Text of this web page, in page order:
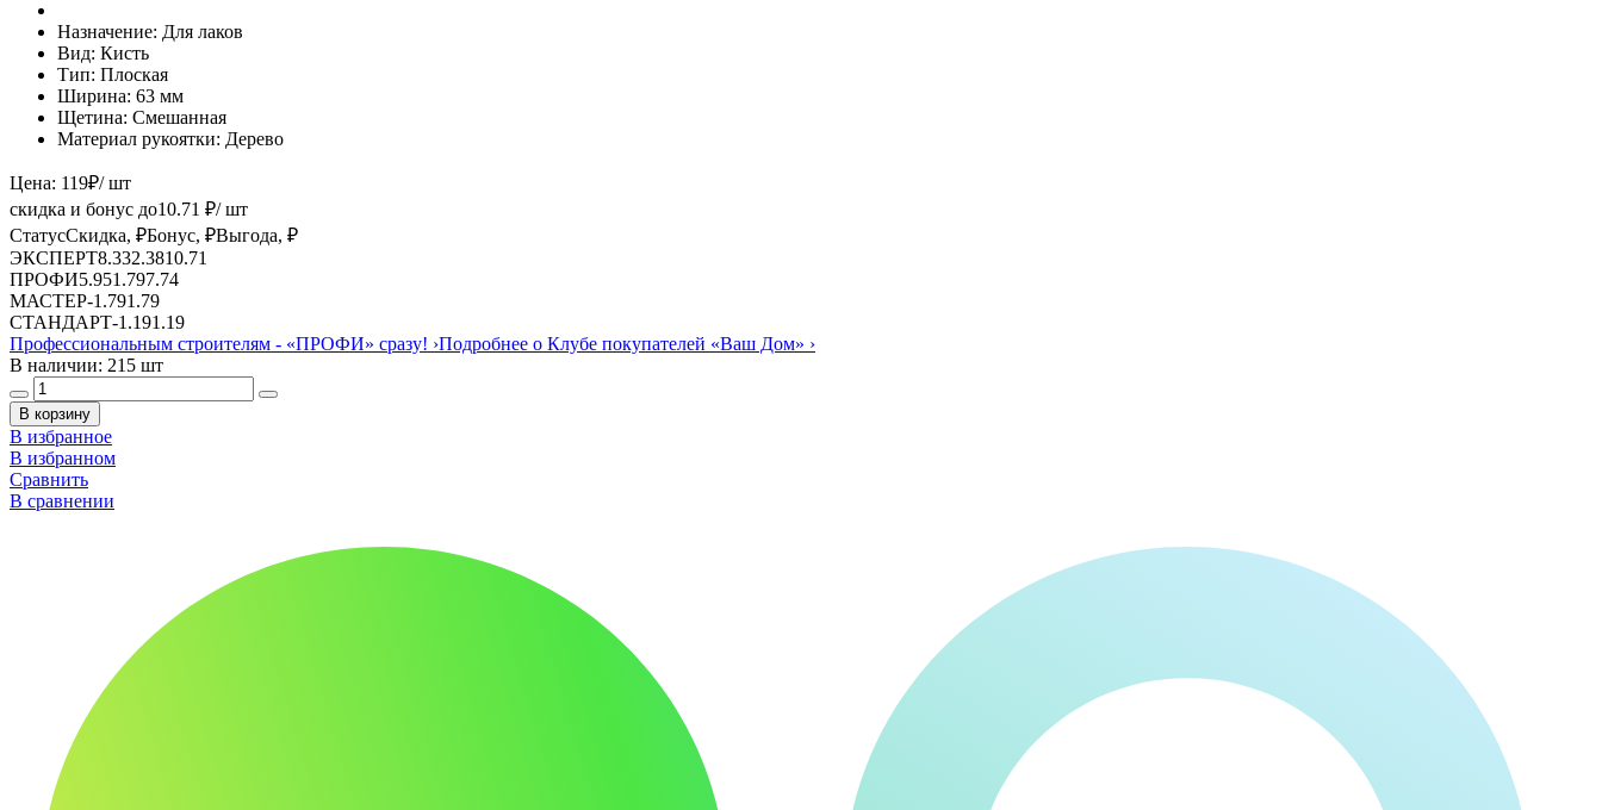
Назначение: Для лаков
Вид: Кисть
Тип: Плоская
Ширина: 63 мм
Щетина: Смешанная
Материал рукоятки: Дерево
Цена: 119₽/ шт
скидка и бонус до10.71 ₽/ шт
СтатусСкидка, ₽Бонус, ₽Выгода, ₽
ЭКСПЕРТ8.332.3810.71
ПРОФИ5.951.797.74
МАСТЕР-1.791.79
СТАНДАРТ-1.191.19
Профессиональным строителям - «ПРОФИ» сразу! ›Подробнее о Клубе покупателей «Ваш Дом» ›
В наличии: 215 шт
В корзину
В избранное
В избранном
Сравнить
В сравнении